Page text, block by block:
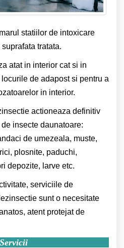
statiilor de intoxicare
tratata.
atat in interior cat si in
de adapost si pentru a
in interior.
actioneaza definitiv
insecte daunatoare:
de umezeala, muste,
plosnite, paduchi,
depozite, larve etc.
serviciile de
sunt o necesitate
atent protejat de
Servicii